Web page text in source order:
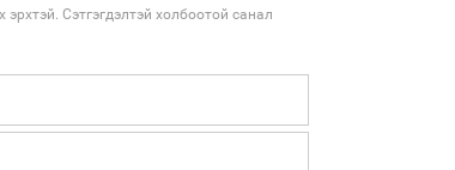
эрхтэй. Сэтгэгдэлтэй холбоотой санал